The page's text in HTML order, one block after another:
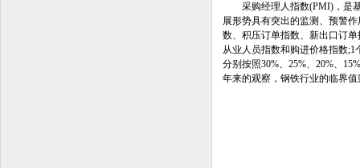
采购经理人指数(PMI)，是基
展形势具有突出的监测、预警
数、积压订单指数、新出口订
从业人员指数和购进价格指数
分别按照30%、25%、20%、
年来的观察，钢铁行业的临界值